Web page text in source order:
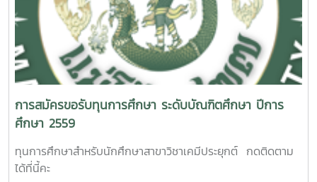
การสมัครขอรับทุนการศึกษา ระดับบัณฑิตศึกษา ปีการ
ศึกษา 2559
ทุนการศึกษาสำหรับนักศึกษาสาขาวิชาเคมีประยุกต์ กดติดตาม
ได้ที่นี้คะ